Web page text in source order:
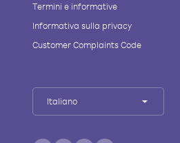
Termini e informative
Informativa sulla privacy
Customer Complaints Code
Italiano